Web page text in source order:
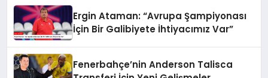
Ergin Ataman: “Avrupa Şampiyonası
İçin Bir Galibiyete İhtiyacımız Var”
Fenerbahçe’nin Anderson Talisca